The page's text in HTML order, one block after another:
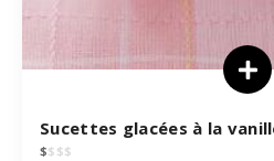
Sucettes glacées à la
$$ $$